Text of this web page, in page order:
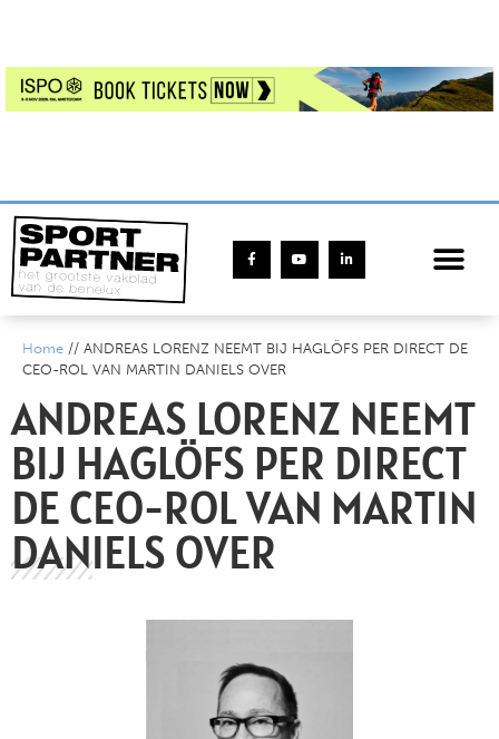
Home // ANDREAS LORENZ NEEMT BIJ HAGLÖFS PER DIRECT DE
CEO-ROL VAN MARTIN DANIELS OVER
ANDREAS LORENZ NEEMT
BIJ HAGLÖFS PER DIRECT
DE CEO-ROL VAN MARTIN
DANIELS OVER